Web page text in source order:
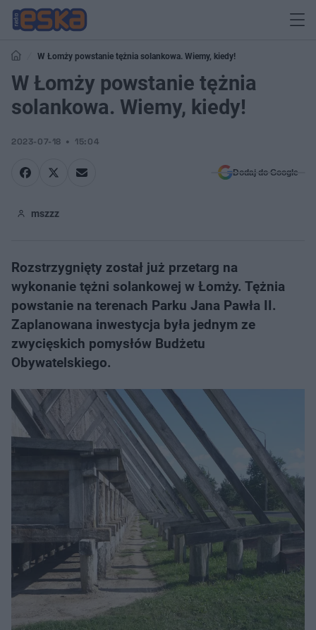
W Łomży powstanie tężnia solankowa. Wiemy, kiedy!
W Łomży powstanie tężnia
solankowa. Wiemy, kiedy!
2023-07-18 15:04
Dodaj do Google
mszzz
Rozstrzygnięty został już przetarg na
wykonanie tężni solankowej w Łomży. Tężnia
powstanie na terenach Parku Jana Pawła II.
Zaplanowana inwestycja była jednym ze
zwycięskich pomysłów Budżetu
Obywatelskiego.